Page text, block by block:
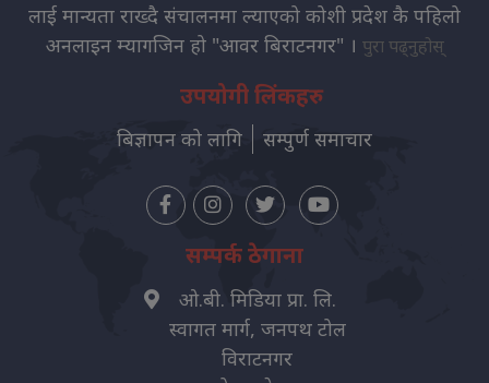
लाई मान्यता राख्दै संचालनमा ल्याएको कोशी प्रदेश कै पहिलो
अनलाइन म्यागजिन हो "आवर बिराटनगर" । पुरा पढ्नुहोस्
उपयोगी लिंकहरु
बिज्ञापन को लागि सम्पुर्ण समाचार
सम्पर्क ठेगाना
ओ.बी. मिडिया प्रा. लि.
स्वागत मार्ग, जनपथ टोल
विराटनगर